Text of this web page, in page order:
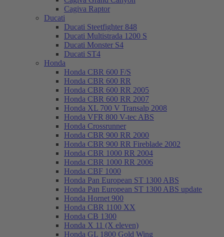
Cagiva Raptor
Ducati
Ducati Steetfighter 848
Ducati Multistrada 1200 S
Ducati Monster S4
Ducati ST4
Honda
Honda CBR 600 F/S
Honda CBR 600 RR
Honda CBR 600 RR 2005
Honda CBR 600 RR 2007
Honda XL 700 V Transalp 2008
Honda VFR 800 V-tec ABS
Honda Crossrunner
Honda CBR 900 RR 2000
Honda CBR 900 RR Fireblade 2002
Honda CBR 1000 RR 2004
Honda CBR 1000 RR 2006
Honda CBF 1000
Honda Pan European ST 1300 ABS
Honda Pan European ST 1300 ABS update
Honda Hornet 900
Honda CBR 1100 XX
Honda CB 1300
Honda X 11 (X eleven)
Honda GL 1800 Gold Wing